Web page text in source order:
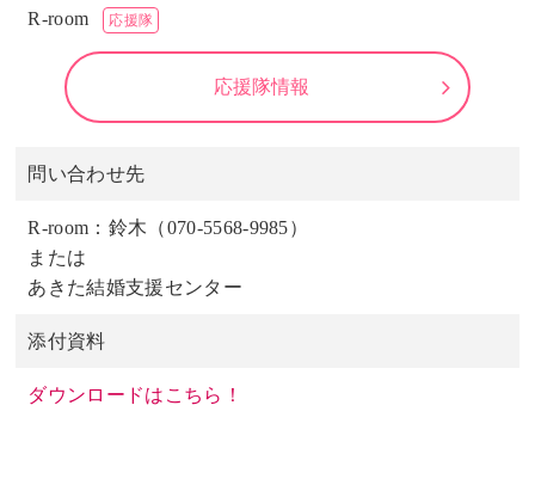
R-room 応援隊
応援隊情報
問い合わせ先
R-room：鈴木（070-5568-9985）
または
あきた結婚支援センター
添付資料
ダウンロードはこちら！